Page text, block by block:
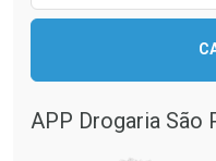
Comprar sem
Por R$ 664,02/cada
Comprar sem
APP Drogaria São